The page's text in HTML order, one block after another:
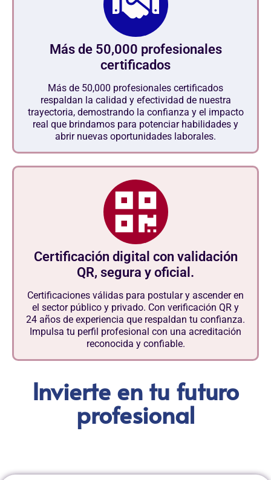
Más de 50,000 profesionales
certificados
Más de 50,000 profesionales certificados
respaldan la calidad y efectividad de nuestra
trayectoria, demostrando la confianza y el impacto
real que brindamos para potenciar habilidades y
abrir nuevas oportunidades laborales.
Certificación digital con validación
QR, segura y oficial.
Certificaciones válidas para postular y ascender en
el sector público y privado. Con verificación QR y
24 años de experiencia que respaldan tu confianza.
Impulsa tu perfil profesional con una acreditación
reconocida y confiable.
Invierte en tu futuro
profesional